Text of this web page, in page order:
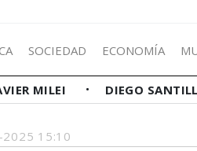
SOCIEDAD ECONOMÍA
MILEI DIEGO
15:10